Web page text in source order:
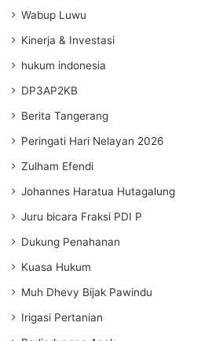
Wabup Luwu
Kinerja & Investasi
hukum indonesia
DP3AP2KB
Berita Tangerang
Peringati Hari Nelayan 2026
Zulham Efendi
Johannes Haratua Hutagalung
Juru bicara Fraksi PDI P
Dukung Penahanan
Kuasa Hukum
Muh Dhevy Bijak Pawindu
Irigasi Pertanian